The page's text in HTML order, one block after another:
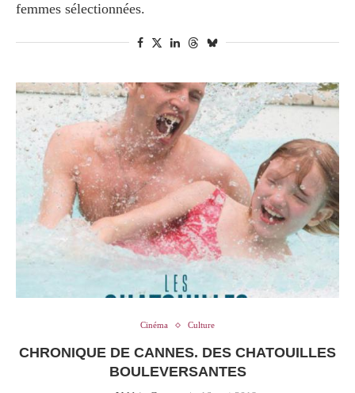
femmes sélectionnées.
Cinéma Culture
CHRONIQUE DE CANNES. DES CHATOUILLES
BOULEVERSANTES